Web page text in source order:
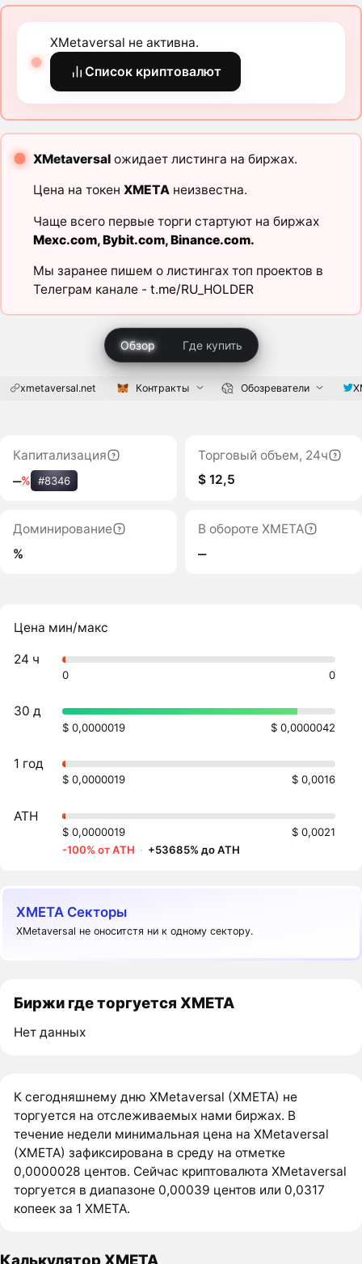
XMetaversal не активна.
Список криптовалют
XMetaversalожидает листинга на биржах.
Цена на токен XMETAнеизвестна.
Чаще всего первые торги стартуют на биржах
Mexc.com,Bybit.com,Binance.com.
Мы заранее пишем о листингах топ проектов в
Телеграм канале - t.me/RU_HOLDER
Обзор Где купить
xmetaversal.net Контракты Обозреватели
Капитализация
‒% #8346
Торговый объем, 24ч
$ 12,5
Доминирование
%
В обороте XMETA
‒
Цена мин/макс
24 ч
0 0
30 д
$ 0,0000019 $ 0,0000042
1 год
$ 0,0000019 $ 0,0016
ATH
$ 0,0000019
$ 0,0021
-100% от ATH · +53685% до ATH
XMETA Секторы
XMetaversal не оноситстя ни к одному сектору.
Биржи где торгуется XMETA
Нет данных
К сегодняшнему дню XMetaversal (XMETA) не
торгуется на отслеживаемых нами биржах. В
течение недели минимальная цена на XMetaversal
(XMETA) зафиксирована в среду на отметке
0,0000028 центов. Сейчас криптовалюта XMetaversal
торгуется в диапазоне 0,00039 центов или 0,0317
копеек за 1 XMETA.
Калькулятор XMETA